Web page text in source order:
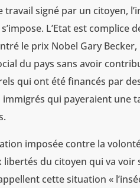
signé par un citoyen,
L’Etat est complice
le prix Nobel Gary Becker,
du pays sans avoir
qui ont été financés par
immigrés qui payeraient une
imposée contre la
du citoyen qui va voir
cette situation «